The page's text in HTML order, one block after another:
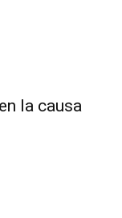
la causa